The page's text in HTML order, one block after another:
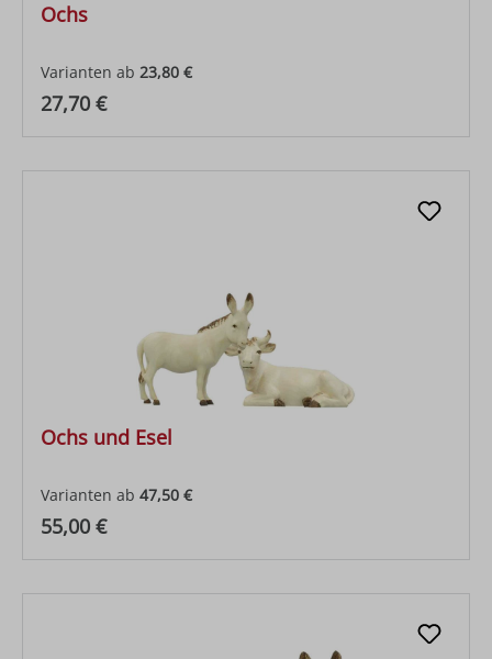
Ochs
Varianten ab 23,80 €
Regulärer Preis:
27,70 €
Ochs und Esel
Varianten ab 47,50 €
Regulärer Preis:
55,00 €